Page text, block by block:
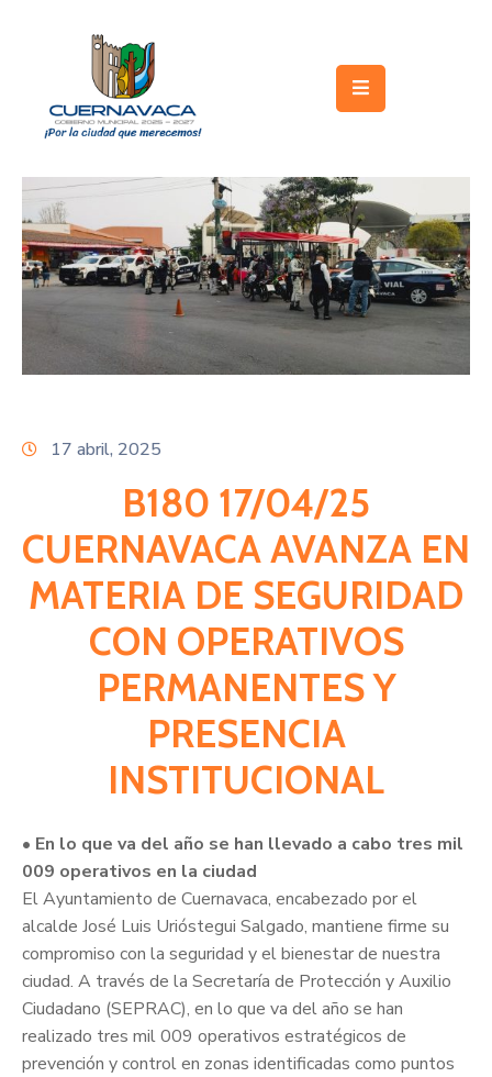
Gobierno
Turismo
Trámites
y
Servicios
Directorio
17 abril, 2025
B180 17/04/25
CUERNAVACA AVANZA EN
MATERIA DE SEGURIDAD
CON OPERATIVOS
PERMANENTES Y
PRESENCIA
INSTITUCIONAL
• En lo que va del año se han llevado a cabo tres mil
009 operativos en la ciudad
El Ayuntamiento de Cuernavaca, encabezado por el
alcalde José Luis Urióstegui Salgado, mantiene firme su
compromiso con la seguridad y el bienestar de nuestra
ciudad. A través de la Secretaría de Protección y Auxilio
Ciudadano (SEPRAC), en lo que va del año se han
realizado tres mil 009 operativos estratégicos de
prevención y control en zonas identificadas como puntos